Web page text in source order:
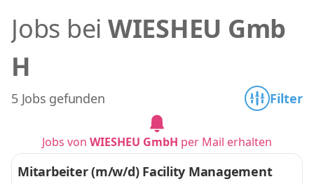
Jobs bei WIESHEU Gmb
H
5 Jobs gefunden Filter
Jobs von WIESHEU GmbH per Mail erhalten
Mitarbeiter (m/w/d) Facility Management